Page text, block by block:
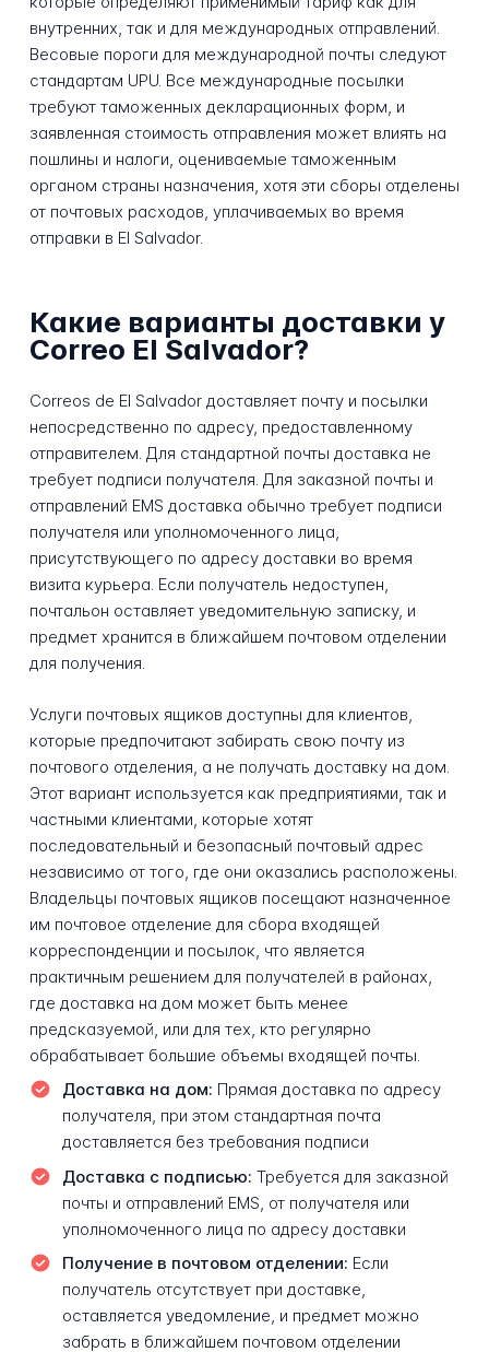
внутренних, так и для международных отправлений.
Весовые пороги для международной почты следуют
стандартам UPU. Все международные посылки
требуют таможенных декларационных форм, и
заявленная стоимость отправления может влиять на
пошлины и налоги, оцениваемые таможенным
органом страны назначения, хотя эти сборы отделены
от почтовых расходов, уплачиваемых во время
отправки в El Salvador.
Какие варианты доставки у
Correo El Salvador?
Correos de El Salvador доставляет почту и посылки
непосредственно по адресу, предоставленному
отправителем. Для стандартной почты доставка не
требует подписи получателя. Для заказной почты и
отправлений EMS доставка обычно требует подписи
получателя или уполномоченного лица,
присутствующего по адресу доставки во время
визита курьера. Если получатель недоступен,
почтальон оставляет уведомительную записку, и
предмет хранится в ближайшем почтовом отделении
для получения.
Услуги почтовых ящиков доступны для клиентов,
которые предпочитают забирать свою почту из
почтового отделения, а не получать доставку на дом.
Этот вариант используется как предприятиями, так и
частными клиентами, которые хотят
последовательный и безопасный почтовый адрес
независимо от того, где они оказались расположены.
Владельцы почтовых ящиков посещают назначенное
им почтовое отделение для сбора входящей
корреспонденции и посылок, что является
практичным решением для получателей в районах,
где доставка на дом может быть менее
предсказуемой, или для тех, кто регулярно
обрабатывает большие объемы входящей почты.
Доставка на дом: Прямая доставка по адресу
получателя, при этом стандартная почта
доставляется без требования подписи
Доставка с подписью: Требуется для заказной
почты и отправлений EMS, от получателя или
уполномоченного лица по адресу доставки
Получение в почтовом отделении: Если
получатель отсутствует при доставке,
оставляется уведомление, и предмет можно
забрать в ближайшем почтовом отделении